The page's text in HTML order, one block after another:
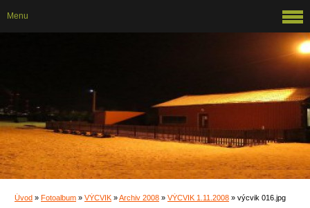
Úvod » Fotoalbum » VÝCVIK »Archiv 2008 » VÝCVIK 1.11.2008 » výcvik 016.jpg
Menu